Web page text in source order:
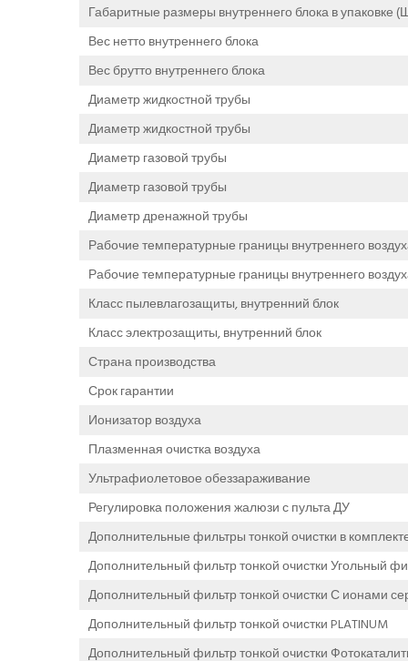
Габаритные размеры внутреннего блока в упаковке
Вес нетто внутреннего блока
Вес брутто внутреннего блока
Диаметр жидкостной трубы
Диаметр жидкостной трубы
Диаметр газовой трубы
Диаметр газовой трубы
Диаметр дренажной трубы
Рабочие температурные границы внутреннего
Рабочие температурные границы внутреннего
Класс пылевлагозащиты, внутренний блок
Класс электрозащиты, внутренний блок
Страна производства
Срок гарантии
Ионизатор воздуха
Плазменная очистка воздуха
Ультрафиолетовое обеззараживание
Регулировка положения жалюзи с пульта ДУ
Дополнительные фильтры тонкой очистки в
Дополнительный фильтр тонкой очистки Угольный
Дополнительный фильтр тонкой очистки С ионами
Дополнительный фильтр тонкой очистки PLATINUM
Дополнительный фильтр тонкой очистки